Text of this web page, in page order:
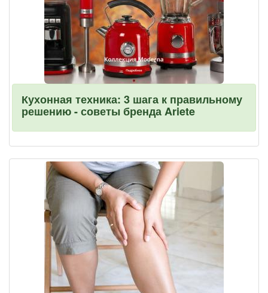
Кухонная техника: 3 шага к правильному
решению - советы бренда Ariete